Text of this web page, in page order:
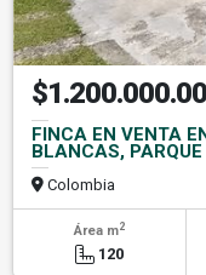
FINCA EN VENTA
BLANCAS,
Colombia
Área m2
120